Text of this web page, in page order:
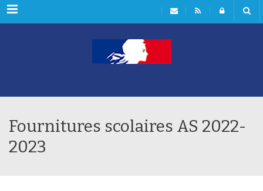
Menu
Fournitures scolaires AS 2022-
2023